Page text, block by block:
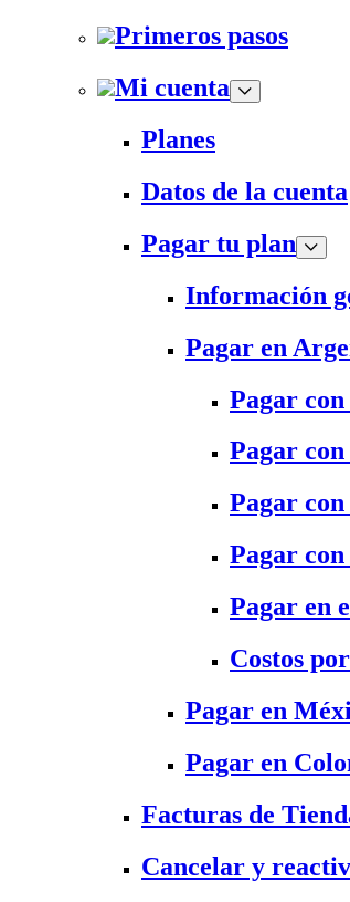
Primeros pasos
Mi cuenta
Planes
Datos de la cuenta
Pagar tu plan
Información
Pagar en
Pagar
Pagar
Pagar
Pagar
Pagar en
Costos
Pagar en
Pagar en
Facturas de
Cancelar y